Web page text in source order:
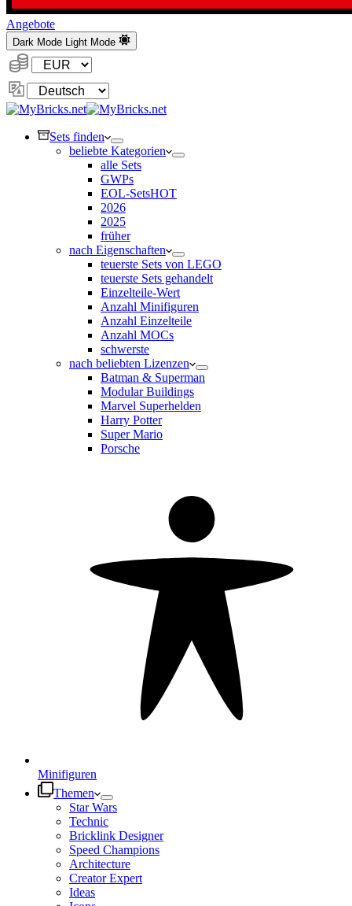
Angebote
Dark Mode Light Mode
Währung:
Sprache
ändern
Sets finden
beliebte Kategorien
alle Sets
GWPs
EOL-SetsHOT
2026
2025
früher
nach Eigenschaften
teuerste Sets von LEGO
teuerste Sets gehandelt
Einzelteile-Wert
Anzahl Minifiguren
Anzahl Einzelteile
Anzahl MOCs
schwerste
nach beliebten Lizenzen
Batman & Superman
Modular Buildings
Marvel Superhelden
Harry Potter
Super Mario
Porsche
Minifiguren
Themen
Star Wars
Technic
Bricklink Designer
Speed Champions
Architecture
Creator Expert
Ideas